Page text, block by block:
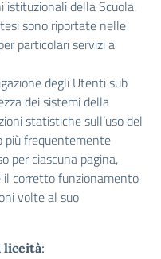
istituzionali della Scuola.
sono riportate nelle
particolari servizi a
degli Utenti sub
dei sistemi della
statistiche sull’uso del
più frequentemente
per ciascuna pagina,
il corretto funzionamento
volte al suo
liceità: